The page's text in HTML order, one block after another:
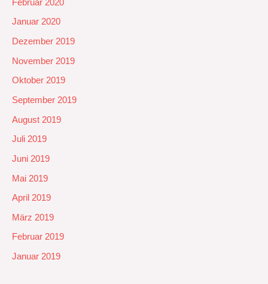
Februar 2020
Januar 2020
Dezember 2019
November 2019
Oktober 2019
September 2019
August 2019
Juli 2019
Juni 2019
Mai 2019
April 2019
März 2019
Februar 2019
Januar 2019